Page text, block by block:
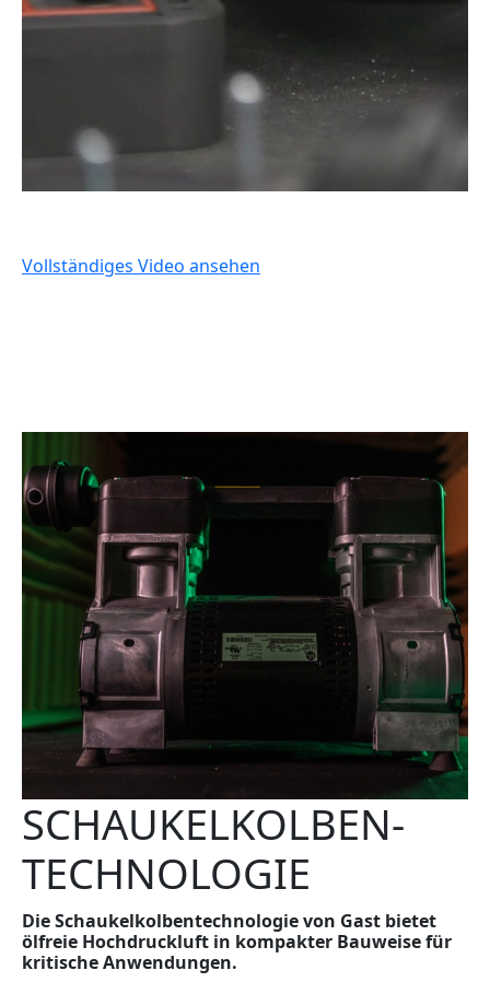
Vollständiges Video ansehen
SCHAUKELKOLBEN-
TECHNOLOGIE
Die Schaukelkolbentechnologie von Gast bietet
ölfreie Hochdruckluft in kompakter Bauweise für
kritische Anwendungen.